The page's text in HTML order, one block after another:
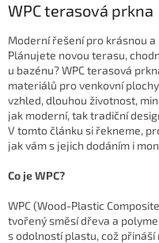
WPC terasová prkna
Moderní řešení pro krásnou
Plánujete novou terasu,
u bazénu? WPC terasová
materiálů pro venkovní
vzhled, dlouhou životnost,
jak moderní, tak tradiční
V tomto článku si řekneme,
jak vám s jejich dodáním i
Co je WPC?
WPC (Wood-Plastic
tvořený směsí dřeva a
s odolností plastu, což přináší